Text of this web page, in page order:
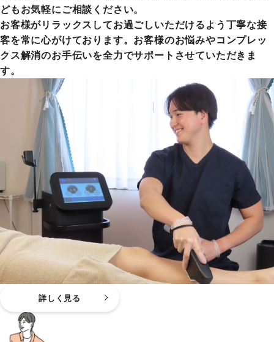
どもお気軽にご相談ください。
お客様がリラックスしてお過ごしいただけるよう丁寧な接
客を常に心がけております。お客様のお悩みやコンプレッ
クス解消のお手伝いを全力でサポートさせていただきま
す。
詳しく見る